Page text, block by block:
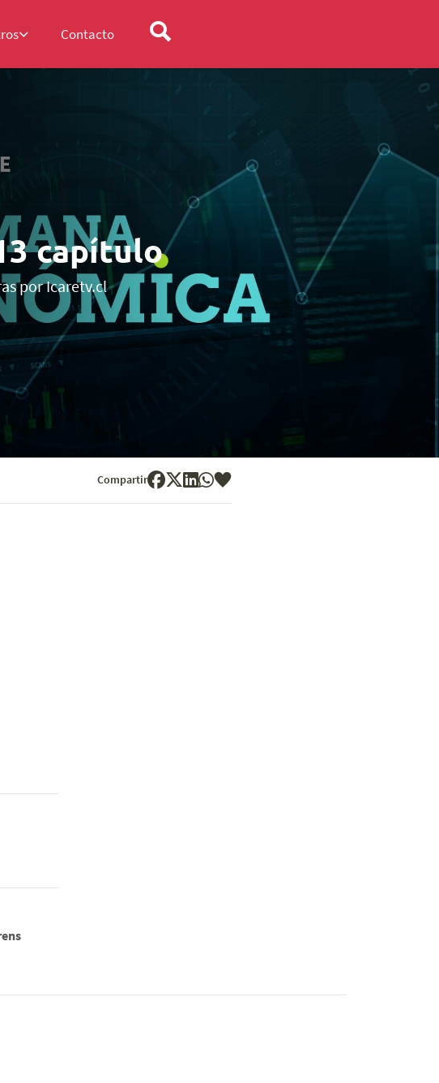
Contacto
capítulo
por Icaretv.cl
Compartir